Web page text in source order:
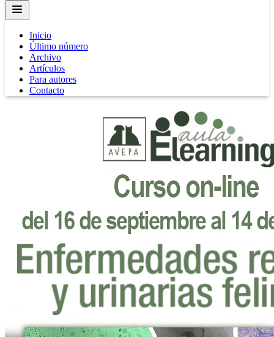
Open main menu
Inicio
Último número
Archivo
Artículos
Para autores
Contacto